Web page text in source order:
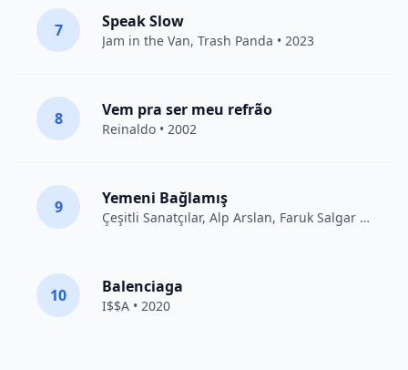
7 Speak Slow
Jam in the Van, Trash Panda • 2023
8 Vem pra ser meu refrão
Reinaldo • 2002
9 Yemeni Bağlamış
Çeşitli Sanatçılar, Alp Arslan, Faruk Salgar • 2012
10 Balenciaga
I$$A • 2020